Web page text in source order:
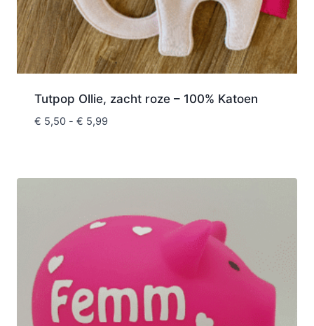
Tutpop Ollie, zacht roze – 100% Katoen
€ 5,50 - € 5,99